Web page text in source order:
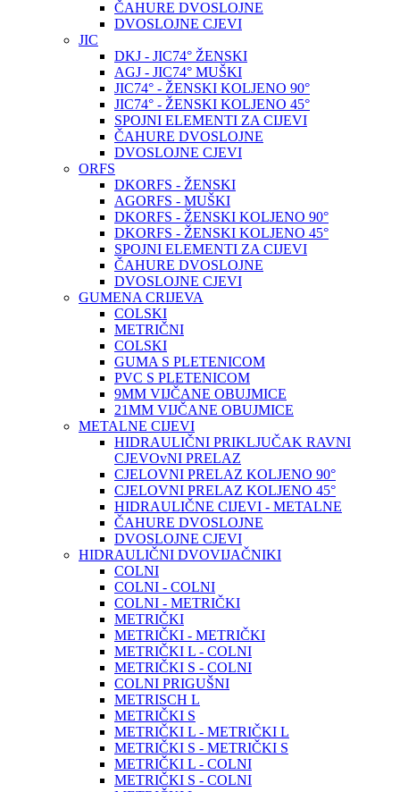
ČAHURE DVOSLOJNE
DVOSLOJNE CJEVI
JIC
DKJ - JIC74° ŽENSKI
AGJ - JIC74° MUŠKI
JIC74° - ŽENSKI KOLJENO 90°
JIC74° - ŽENSKI KOLJENO 45°
SPOJNI ELEMENTI ZA CIJEVI
ČAHURE DVOSLOJNE
DVOSLOJNE CJEVI
ORFS
DKORFS - ŽENSKI
AGORFS - MUŠKI
DKORFS - ŽENSKI KOLJENO 90°
DKORFS - ŽENSKI KOLJENO 45°
SPOJNI ELEMENTI ZA CIJEVI
ČAHURE DVOSLOJNE
DVOSLOJNE CJEVI
GUMENA CRIJEVA
COLSKI
METRIČNI
COLSKI
GUMA S PLETENICOM
PVC S PLETENICOM
9MM VIJČANE OBUJMICE
21MM VIJČANE OBUJMICE
METALNE CIJEVI
HIDRAULIČNI PRIKLJUČAK RAVNI
CJEVOvNI PRELAZ
CJELOVNI PRELAZ KOLJENO 90°
CJELOVNI PRELAZ KOLJENO 45°
HIDRAULIČNE CIJEVI - METALNE
ČAHURE DVOSLOJNE
DVOSLOJNE CJEVI
HIDRAULIČNI DVOVIJAČNIKI
COLNI
COLNI - COLNI
COLNI - METRIČKI
METRIČKI
METRIČKI - METRIČKI
METRIČKI L - COLNI
METRIČKI S - COLNI
COLNI PRIGUŠNI
METRISCH L
METRIČKI S
METRIČKI L - METRIČKI L
METRIČKI S - METRIČKI S
METRIČKI L - COLNI
METRIČKI S - COLNI